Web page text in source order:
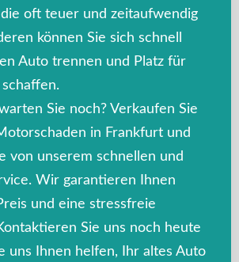
die oft teuer und zeitaufwendig
können Sie sich schnell
Auto trennen und Platz für
Sie noch? Verkaufen Sie
in Frankfurt und
von unserem schnellen und
Wir garantieren Ihnen
und eine stressfreie
Sie uns noch heute
uns Ihnen helfen, Ihr altes Auto